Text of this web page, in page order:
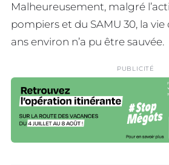
Malheureusement, malgré
pompiers et du SAMU 30, la vie
ans environ n’a pu être sauvée.
PUBLICITÉ